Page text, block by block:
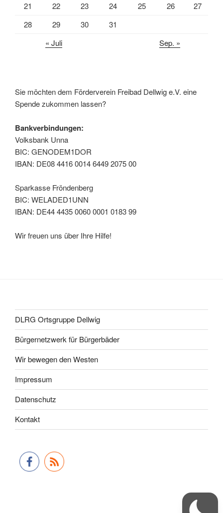
21
22 23 24 25 26
27
28
29 30
31
« Juli
Sep. »
Sie möchten dem Förderverein Freibad Dellwig e.V. eine
Spende zukommen lassen?
Bankverbindungen:
Volksbank Unna
BIC: GENODEM1DOR
IBAN: DE08 4416 0014 6449 2075 00
Sparkasse Fröndenberg
BIC: WELADED1UNN
IBAN: DE44 4435 0060 0001 0183 99
Wir freuen uns über Ihre Hilfe!
DLRG Ortsgruppe Dellwig
Bürgernetzwerk für Bürgerbäder
Wir bewegen den Westen
Impressum
Datenschutz
Kontakt